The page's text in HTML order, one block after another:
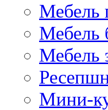
Мебель
Мебель
Мебель
Мини-